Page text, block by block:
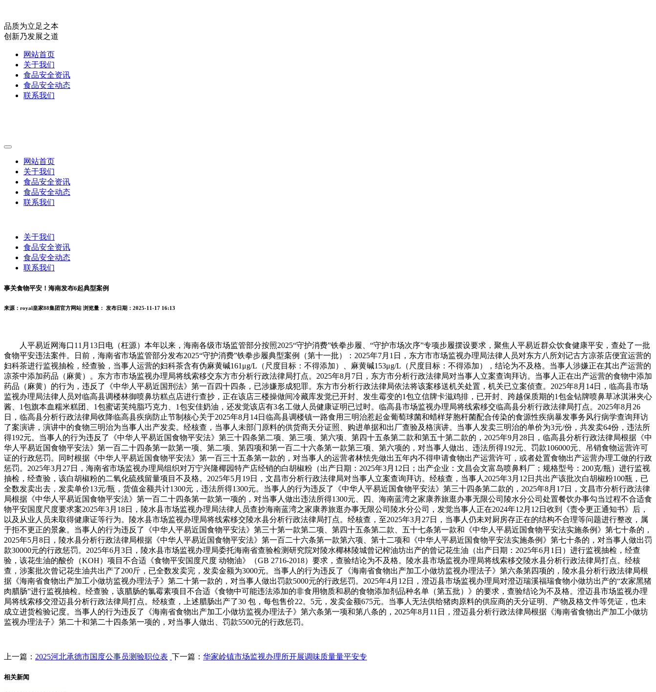
品质为立足之本
创新乃发展之道
网站首页
关于我们
食品安全资讯
食品安全动态
联系我们
网站首页
关于我们
食品安全资讯
食品安全动态
联系我们
关于我们
食品安全资讯
食品安全动态
联系我们
事关食物平安！海南发布6起典型案例
来源：royal皇家88集团官方网站 浏览量： 发布日期：2025-11-17 16:13
人平易近网海口11月13日电（枉源）本年以来，海南各级市场监管部分按照2025“守护消费”铁拳步履、“守护市场次序”专项步履摆设要求，聚焦人平易近群众饮食健康平安，查处了一批
食物平安违法案件。日前，海南省市场监管部分发布2025“守护消费”铁拳步履典型案例（第十一批）：2025年7月1日，东方市市场监视办理局法律人员对东方八所刘记古方凉茶店便宜运营的
妇科茶进行监视抽检，经查验，当事人运营的妇科茶含有伪麻黄碱161μg/L（尺度目标：不得添加）、麻黄碱153μg/L（尺度目标：不得添加），结论为不及格。当事人涉嫌正在其出产运营的
凉茶中添加药品（麻黄）。东方市市场监视办理局将线索移交东方市分析行政法律局打点。2025年8月7日，东方市分析行政法律局对当事人立案查询拜访。当事人正在出产运营的食物中添加
药品（麻黄）的行为，违反了《中华人平易近国刑法》第一百四十四条，已涉嫌形成犯罪。东方市分析行政法律局依法将该案移送机关处置，机关已立案侦查。2025年8月14日，临高县市场
监视办理局法律人员对临高县调楼林御喷鼻坊糕点店进行查抄，正在该店三楼操做间冷藏库发觉已开封、发生霉变的1包立信牌卡滋鸡排，已开封、跨越保质期的1包金钻牌喷鼻草冰淇淋夹心
酱、1包旗本血糯米糕团、1包蜜诺芙纯脂巧克力、1包安佳奶油，还发觉该店有3名工做人员健康证明已过时。临高县市场监视办理局将线索移交临高县分析行政法律局打点。2025年8月26
日，临高县分析行政法律局收降临高县疾病防止节制核心关于2025年8月14日临高县调楼镇一路食用三明治惹起金葡萄球菌和蜡样芽胞杆菌配合传染的食源性疾病暴发事务风行病学查询拜访
了案演讲，演讲中的食物三明治为当事人出产发卖。经核查，当事人未部门原料的供货商天分证照、购进单据和出厂查验及格演讲。当事人发卖三明治的单价为3元/份，共发卖64份，违法所
得192元。当事人的行为违反了《中华人平易近国食物平安法》第三十四条第二项、第三项、第六项、第四十五条第二款和第五十第二款的，2025年9月28日，临高县分析行政法律局根据《中
华人平易近国食物平安法》第一百二十四条第一款第一项、第二项、第四项和第一百二十六条第一款第三项、第六项的，对当事人做出、违法所得192元、罚款106000元、吊销食物运营许可
证的行政惩罚。同时根据《中华人平易近国食物平安法》第一百三十五条第一款的，对当事人的运营者林怯先做出五年内不得申请食物出产运营许可，或者处置食物出产运营办理工做的行政
惩罚。2025年3月27日，海南省市场监视办理局组织对万宁兴隆椰园特产店经销的白胡椒粉（出产日期：2025年3月12日；出产企业：文昌会文富岛喷鼻料厂；规格型号：200克/瓶）进行监视
抽检，经查验，该白胡椒粉的二氧化硫残留量项目不及格。2025年5月19日，文昌市分析行政法律局对当事人立案查询拜访。经核查，当事人2025年3月12日共出产该批次白胡椒粉100瓶，已
全数发卖出去，发卖单价13元/瓶，货值金额共计1300元，违法所得1300元。当事人的行为违反了《中华人平易近国食物平安法》第三十四条第二款的，2025年8月17日，文昌市分析行政法律
局根据《中华人平易近国食物平安法》第一百二十四条第一款第一项的，对当事人做出违法所得1300元、四、海南蓝湾之家康养旅逛办事无限公司陵水分公司处置餐饮办事勾当过程不合适食
物平安国度尺度要求案2025年3月18日，陵水县市场监视办理局法律人员查抄海南蓝湾之家康养旅逛办事无限公司陵水分公司，发觉当事人正在2024年12月12日收到《责令更正通知书》后，
以及从业人员未取得健康证等行为。陵水县市场监视办理局将线索移交陵水县分析行政法律局打点。经核查，至2025年3月27日，当事人仍未对厨房存正在的结构不合理等问题进行整改，属
于拒不更正的景象。当事人的行为违反了《中华人平易近国食物平安法》第三十第一款第二项、第四十五条第二款、五十七条第一款和《中华人平易近国食物平安法实施条例》第七十条的，
2025年5月8日，陵水县分析行政法律局根据《中华人平易近国食物平安法》第一百二十六条第一款第六项、第十二项和《中华人平易近国食物平安法实施条例》第七十条的，对当事人做出罚
款30000元的行政惩罚。2025年6月3日，陵水县市场监视办理局委托海南省查验检测研究院对陵水椰林陵城曾记榨油坊出产的曾记花生油（出产日期：2025年6月1日）进行监视抽检，经查
验，该花生油的酸价（KOH）项目不合适《食物平安国度尺度 动物油》（GB 2716-2018）要求，查验结论为不及格。陵水县市场监视办理局将线索移交陵水县分析行政法律局打点。经核
查，涉案批次曾记花生油共出产了200斤，已全数发卖完，发卖金额为3000元。当事人的行为违反了《海南省食物出产加工小做坊监视办理法子》第六条第四项的，陵水县分析行政法律局根
据《海南省食物出产加工小做坊监视办理法子》第二十第一款的，对当事人做出罚款5000元的行政惩罚。2025年4月12日，澄迈县市场监视办理局对澄迈瑞溪福瑞食物小做坊出产的“农家黑猪
肉腊肠”进行监视抽检。经查验，该腊肠的氯霉素项目不合适《食物中可能违法添加的非食用物质和易的食物添加剂品种名单（第五批）》的要求，查验结论为不及格。澄迈县市场监视办理
局将线索移交澄迈县分析行政法律局打点。经核查，上述腊肠出产了30 包，每包售价22。5元，发卖金额675元。当事人无法供给猪肉原料的供应商的天分证明、产物及格文件等凭证，也未
成立进货检验记度。当事人的行为违反了《海南省食物出产加工小做坊监视办理法子》第六条第一项和第八条的，2025年8月11日，澄迈县分析行政法律局根据《海南省食物出产加工小做坊
监视办理法子》第二十和第二十四条第一项的，对当事人做出、罚款5500元的行政惩罚。
上一篇： 2025河北承德市国度公事员测验职位表 下一篇： 华家岭镇市场监视办理所开展调味质量量平安专
相关新闻